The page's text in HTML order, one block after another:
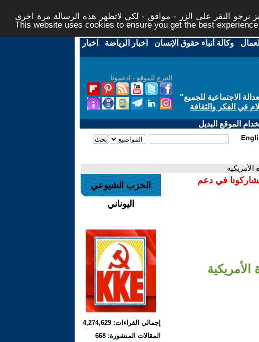
نرجو النقر على الزر - موافق - لكي لاتظهر هذه الرسالة مرة اخرى -
This website uses cookies to ensure you get the best
-وكالة أنباء حقوق الإنسان - اخبار الرياضة - اخبار
التبرع للموقع - ادعمونا
الاجتماعية للجميع"
في الفكر والثقافة
الموقع البديل
في دعم
الحزب الشيوعي
اليوناني
إجمالي القراءات: 4,274,629
المقالات المنشورة: 668